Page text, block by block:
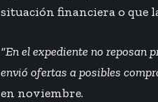
situación financiera o que
“En el expediente no reposan
envió ofertas a posibles
en noviembre.